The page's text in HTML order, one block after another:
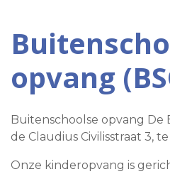
opvang
Buitenschoolse opvang De
de Claudius Civilisstraat 3,
Onze kinderopvang is